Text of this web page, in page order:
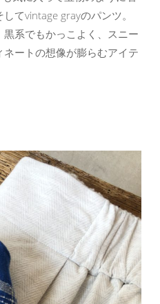
てvintage grayのパンツ。
系でもかっこよく、スニー
ートの想像が膨らむアイテ